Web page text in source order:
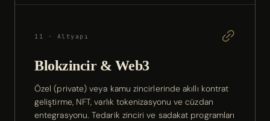
11 · Altyapı
Blokzincir & Web3
Özel (private) veya kamu zincirlerinde akıllı kontrat
geliştirme, NFT, varlık tokenizasyonu ve cüzdan
entegrasyonu. Tedarik zinciri ve sadakat programları